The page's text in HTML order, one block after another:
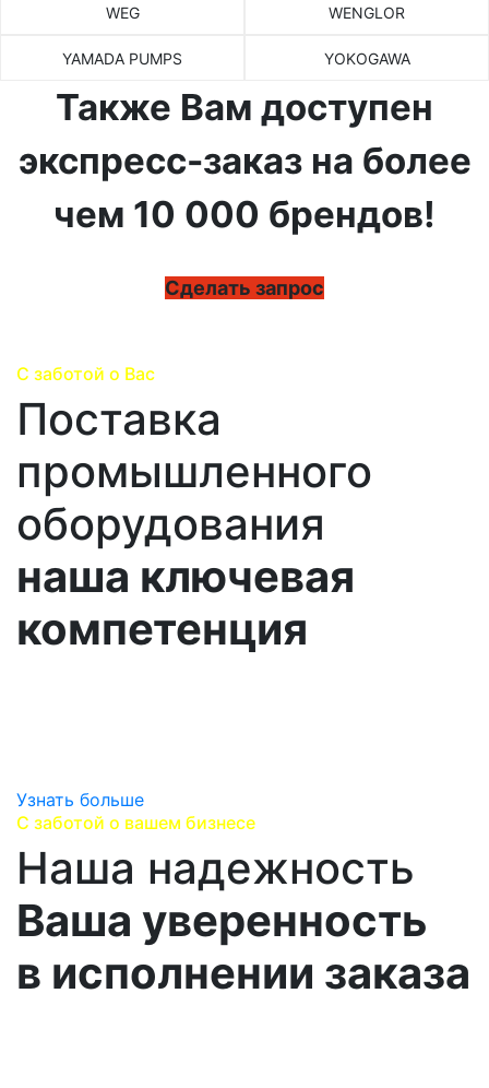
WEG WENGLOR
YAMADA PUMPS YOKOGAWA
Также Вам доступен
экспресс-заказ на более
чем 10 000 брендов!
Сделать запрос
С заботой о Вас
Поставка
промышленного
оборудования
наша ключевая
компетенция
Узнать больше
С заботой о вашем бизнесе
Наша надежность
Ваша уверенность
в исполнении заказа